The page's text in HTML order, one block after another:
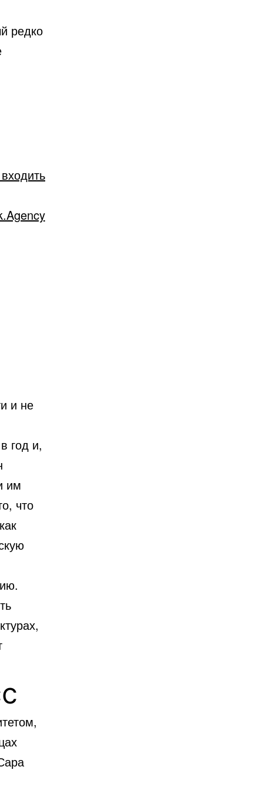
редко
год и,
им
что